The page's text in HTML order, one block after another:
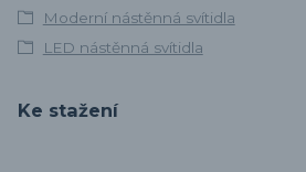
Moderní nástěnná svítidla
LED nástěnná svítidla
Ke stažení